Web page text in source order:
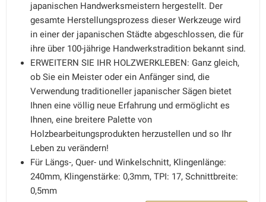
japanischen Handwerksmeistern hergestellt. Der
gesamte Herstellungsprozess dieser Werkzeuge wird
in einer der japanischen Städte abgeschlossen, die für
ihre über 100-jährige Handwerkstradition bekannt sind.
ERWEITERN SIE IHR HOLZWERKLEBEN: Ganz gleich,
ob Sie ein Meister oder ein Anfänger sind, die
Verwendung traditioneller japanischer Sägen bietet
Ihnen eine völlig neue Erfahrung und ermöglicht es
Ihnen, eine breitere Palette von
Holzbearbeitungsprodukten herzustellen und so Ihr
Leben zu verändern!
Für Längs-, Quer- und Winkelschnitt, Klingenlänge:
240mm, Klingenstärke: 0,3mm, TPI: 17, Schnittbreite:
0,5mm